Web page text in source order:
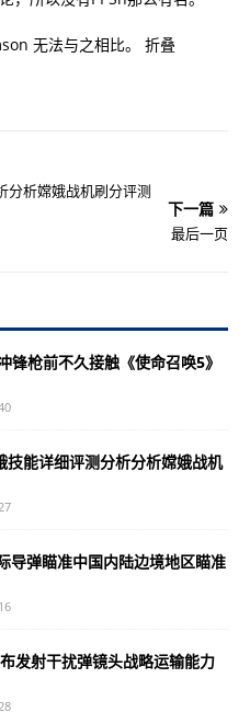
无法与之相比。 折叠
分析嫦娥战机刷分评测
下一篇
最后一页
锋枪前不久接触《使命召唤5》
技能详细评测分析分析嫦娥战机
导弹瞄准中国内陆边境地区瞄准
发射干扰弹镜头战略运输能力